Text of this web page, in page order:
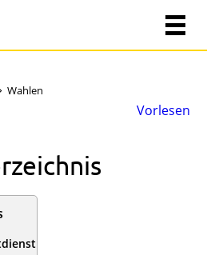
Wahlen
Vorlesen